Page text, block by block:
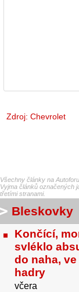
Zdroj: Chevrolet
Všechny články na
Vyjma článků označených
třetími stranami.
Bleskovky
Končící,
svléklo
do naha,
hadry
včera